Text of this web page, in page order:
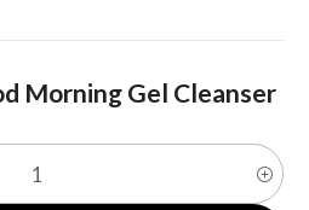
Morning Gel Cleanser